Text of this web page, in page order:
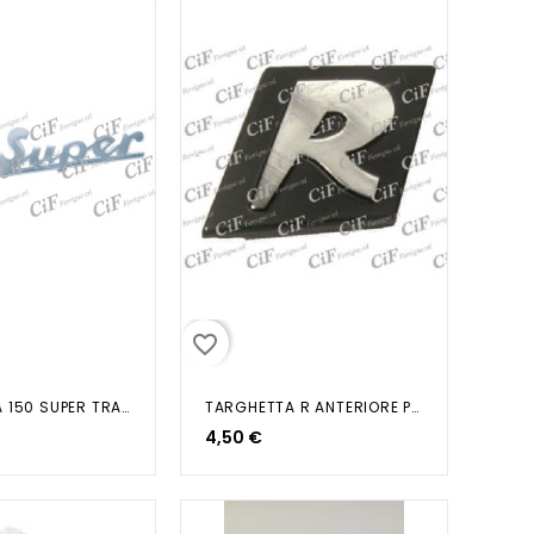
TARGHETTA 150 SUPER TRAFORATA...
favorite_border
TARGHETTA R ANTERIORE PER...
4,50 €